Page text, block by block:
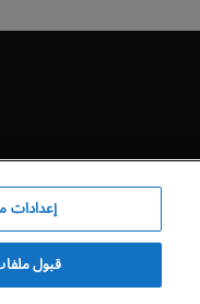
الشروط والأحكام
إعدادات
قبول